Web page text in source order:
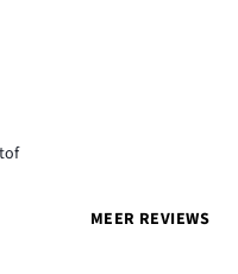
MEER REVIEWS